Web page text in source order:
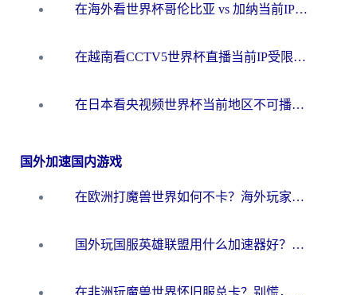
在海外看世界杯哥伦比亚 vs 加纳当前IP受限制？这篇指南帮你流畅看中文解说赛事
在越南看CCTV5世界杯直播当前IP受限制？海外党体育观赛终极指南来了
在日本看央视频世界杯当前地区不可播放？海外党体育观赛终极指南
国外加速国内游戏
在欧洲打魔兽世界如何不卡？海外玩家的国服游戏加速终极攻略
国外玩国服英雄联盟用什么加速器好？海外党亲测有效的国服游戏加速指南